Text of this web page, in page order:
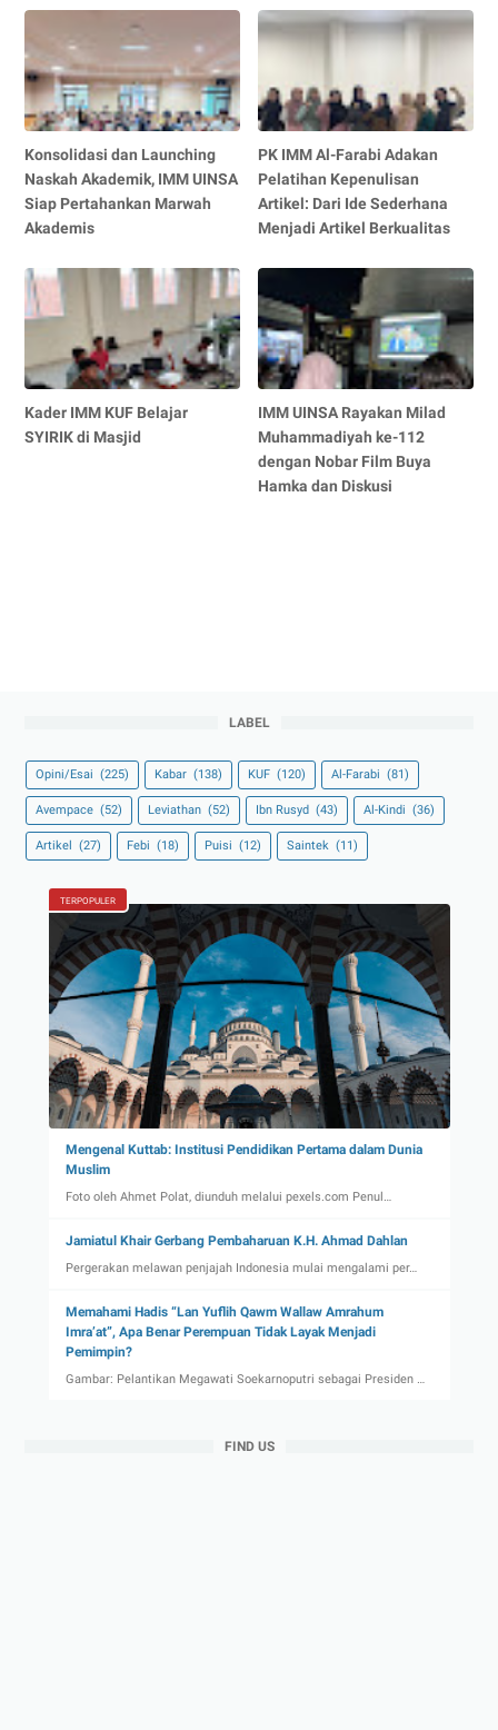
Konsolidasi dan Launching
Naskah Akademik, IMM UINSA
Siap Pertahankan Marwah
Akademis
PK IMM Al-Farabi Adakan
Pelatihan Kepenulisan
Artikel: Dari Ide Sederhana
Menjadi Artikel Berkualitas
Kader IMM KUF Belajar
SYIRIK di Masjid
IMM UINSA Rayakan Milad
Muhammadiyah ke-112
dengan Nobar Film Buya
Hamka dan Diskusi
LABEL
Opini/Esai (225) Kabar (138) KUF (120) Al-Farabi (81)
Avempace (52) Leviathan (52) Ibn Rusyd (43) Al-Kindi (36)
Artikel (27) Febi (18) Puisi (12) Saintek (11)
TERPOPULER
Mengenal Kuttab: Institusi Pendidikan Pertama dalam Dunia
Muslim
Foto oleh Ahmet Polat, diunduh melalui pexels.com Penul…
Jamiatul Khair Gerbang Pembaharuan K.H. Ahmad Dahlan
Pergerakan melawan penjajah Indonesia mulai mengalami per…
Memahami Hadis “Lan Yuflih Qawm Wallaw Amrahum
Imra’at”, Apa Benar Perempuan Tidak Layak Menjadi
Pemimpin?
Gambar: Pelantikan Megawati Soekarnoputri sebagai Presiden …
FIND US